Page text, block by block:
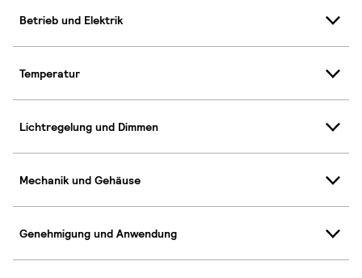
Betrieb und Elektrik
Temperatur
Lichtregelung und Dimmen
Mechanik und Gehäuse
Genehmigung und Anwendung